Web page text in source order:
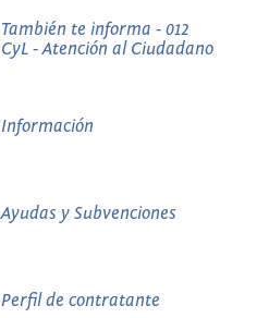
También te informa - 012
CyL - Atención al Ciudadano
Información
Ayudas y Subvenciones
Perfil de contratante